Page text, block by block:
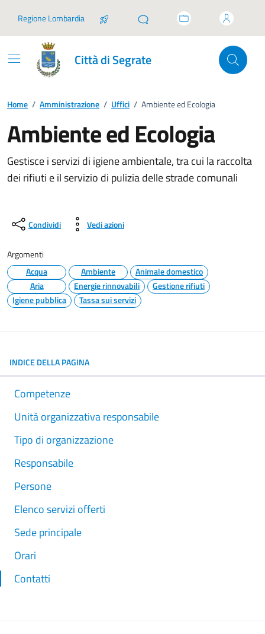
Regione Lombardia
Città di Segrate
Home / Amministrazione / Uffici / Ambiente ed Ecologia
Ambiente ed Ecologia
Gestisce i servizi di igiene ambientale, tra cui la raccolta
dei rifiuti e il servizio di pulizia delle strade comunali
Condividi Vedi azioni
Argomenti
Acqua
Ambiente
Animale domestico
Aria
Energie rinnovabili
Gestione rifiuti
Igiene pubblica
Tassa sui servizi
INDICE DELLA PAGINA
Competenze
Unità organizzativa responsabile
Tipo di organizzazione
Responsabile
Persone
Elenco servizi offerti
Sede principale
Orari
Contatti